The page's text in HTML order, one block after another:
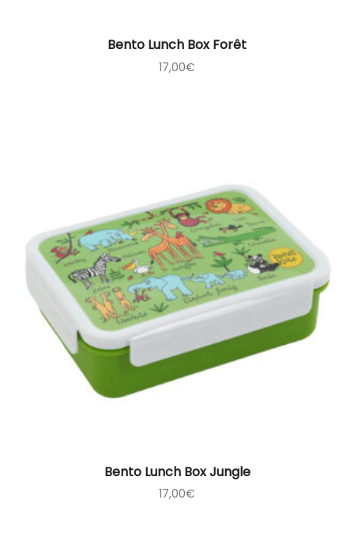
Bento Lunch Box Forêt
17,00€
Bento Lunch Box Jungle
17,00€